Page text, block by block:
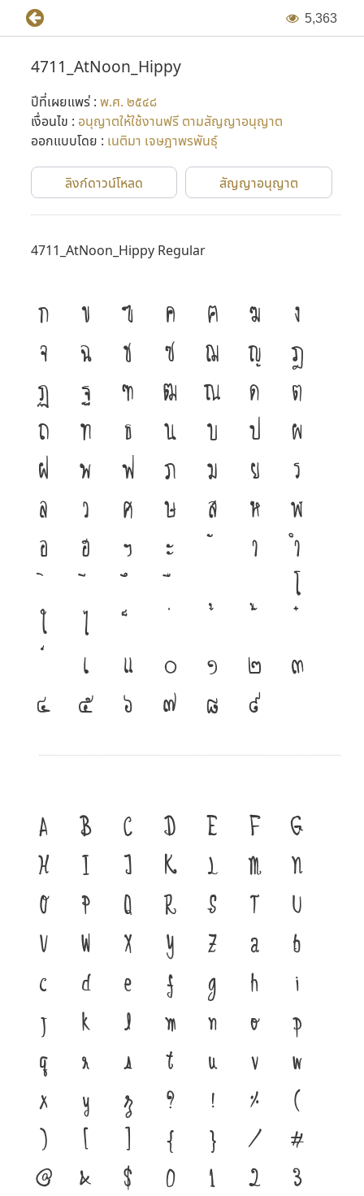
5,363
4711_AtNoon_Hippy
ปีที่เผยแพร่ : พ.ศ. ๒๕๔๘
เงื่อนไข : อนุญาตให้ใช้งานฟรี ตามสัญญาอนุญาต
ออกแบบโดย : เนติมา เจษฎาพรพันธุ์
ลิงก์ดาวน์โหลด สัญญาอนุญาต
4711_AtNoon_Hippy Regular
ก ข ฃ ค ฅ ฆ
ง
จ
ฉ ช ซ ฌ ญ
ฎ
ฏ
ฐ ฑ ฒ ณ ด
ต
ถ
ท ธ น บ ป
ผ
ฝ
พ ฟ ภ ม ย
ร
ล
ว ศ ษ ส ห
ฬ
อ
ฮ ฯ ะ า
ำ
โ
ใ
ไ
เ
แ ๐ ๑ ๒
๓
๔
๕ ๖ ๗ ๘ ๙
A B C D E F
G
H
I J K L M
N
O
P Q R S T
U
V
W X Y Z a
b
c
d e f g h
i
j
k l m n o
p
q
r s t u v
w
x
y z ? ! %
(
)
[ ] { } /
#
@
& $ 0 1 2
3